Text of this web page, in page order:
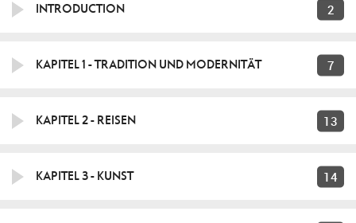
INTRODUCTION 2
KAPITEL 1 - TRADITION UND MODERNITÄT 7
KAPITEL 2 - REISEN 13
KAPITEL 3 - KUNST 14